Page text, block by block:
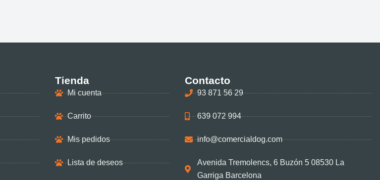
Tienda
Mi cuenta
Carrito
Mis pedidos
Lista de deseos
Contacto
93 871 56 29
639 072 994
info@comercialdog.com
Avenida Tremolencs, 6 Buzón 5 08530 La
Garriga Barcelona